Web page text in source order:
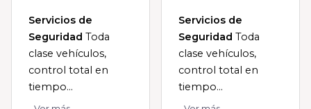
Servicios de
Seguridad Toda
clase vehículos,
control total en
tiempo...
Servicios de
Seguridad Toda
clase vehículos,
control total en
tiempo...